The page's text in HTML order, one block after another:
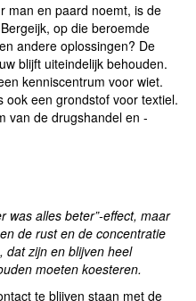
man en paard noemt, is de
op die beroemde
andere oplossingen? De
blijft uiteindelijk behouden.
kenniscentrum voor wiet.
ook een grondstof voor textiel.
van de drugshandel en -
was alles beter”-effect, maar
de rust en de concentratie
dat zijn en blijven heel
moeten koesteren.
te blijven staan met de